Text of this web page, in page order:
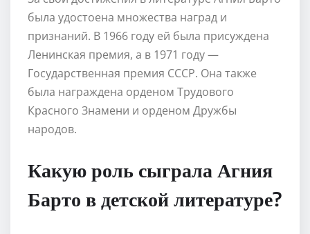
была удостоена множества наград и
признаний. В 1966 году ей была присуждена
Ленинская премия, а в 1971 году —
Государственная премия СССР. Она также
была награждена орденом Трудового
Красного Знамени и орденом Дружбы
народов.
Какую роль сыграла Агния
Барто в детской литературе?